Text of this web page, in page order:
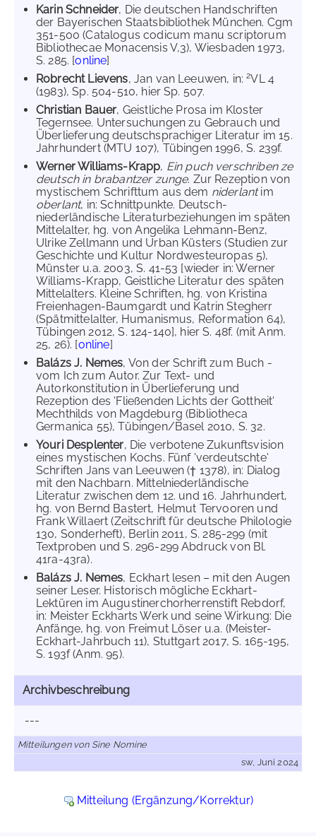
Karin Schneider, Die deutschen Handschriften
der Bayerischen Staatsbibliothek München. Cgm
351-500 (Catalogus codicum manu scriptorum
Bibliothecae Monacensis V,3), Wiesbaden 1973,
S. 285. [online]
Robrecht Lievens, Jan van Leeuwen, in:2VL 4
(1983), Sp. 504-510, hier Sp. 507.
Christian Bauer, Geistliche Prosa im Kloster
Tegernsee. Untersuchungen zu Gebrauch und
Überlieferung deutschsprachiger Literatur im 15.
Jahrhundert (MTU 107), Tübingen 1996, S. 239f.
Werner Williams-Krapp, Ein puch verschriben ze
deutsch in brabantzer zunge. Zur Rezeption von
mystischem Schrifttum aus dem niderlantim
oberlant, in: Schnittpunkte. Deutsch-
niederländische Literaturbeziehungen im späten
Mittelalter, hg. von Angelika Lehmann-Benz,
Ulrike Zellmann und Urban Küsters (Studien zur
Geschichte und Kultur Nordwesteuropas 5),
Münster u.a. 2003, S. 41-53 [wieder in: Werner
Williams-Krapp, Geistliche Literatur des späten
Mittelalters. Kleine Schriften, hg. von Kristina
Freienhagen-Baumgardt und Katrin Stegherr
(Spätmittelalter, Humanismus, Reformation 64),
Tübingen 2012, S. 124-140], hier S. 48f. (mit Anm.
25, 26). [online]
Balázs J. Nemes, Von der Schrift zum Buch -
vom Ich zum Autor. Zur Text- und
Autorkonstitution in Überlieferung und
Rezeption des 'Fließenden Lichts der Gottheit'
Mechthilds von Magdeburg (Bibliotheca
Germanica 55), Tübingen/Basel 2010, S. 32.
Youri Desplenter, Die verbotene Zukunftsvision
eines mystischen Kochs. Fünf 'verdeutschte'
Schriften Jans van Leeuwen († 1378), in: Dialog
mit den Nachbarn. Mittelniederländische
Literatur zwischen dem 12. und 16. Jahrhundert,
hg. von Bernd Bastert, Helmut Tervooren und
Frank Willaert (Zeitschrift für deutsche Philologie
130, Sonderheft), Berlin 2011, S. 285-299 (mit
Textproben und S. 296-299 Abdruck von Bl.
41ra-43ra).
Balázs J. Nemes, Eckhart lesen – mit den Augen
seiner Leser. Historisch mögliche Eckhart-
Lektüren im Augustinerchorherrenstift Rebdorf,
in: Meister Eckharts Werk und seine Wirkung: Die
Anfänge, hg. von Freimut Löser u.a. (Meister-
Eckhart-Jahrbuch 11), Stuttgart 2017, S. 165-195,
S. 193f (Anm. 95).
Archivbeschreibung
---
Mitteilungen von Sine Nomine
sw, Juni 2024
Mitteilung (Ergänzung/Korrektur)